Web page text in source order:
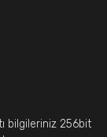
bilgileriniz 256bit